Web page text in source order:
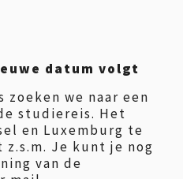
datum volgt
zoeken we naar een
studiereis. Het
en Luxemburg te
Je kunt je nog
van de